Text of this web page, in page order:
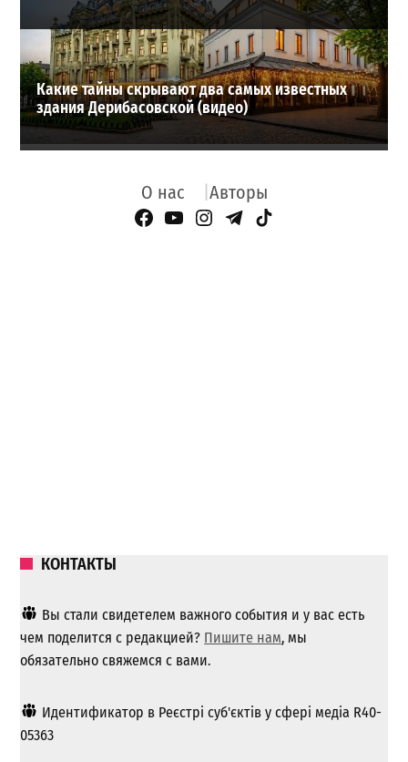
Какие тайны скрывают два самых известных
здания Дерибасовской (видео)
О нас Авторы
Facebook Page
YouTube
Instagram
Telegram
TikTok
КОНТАКТЫ
Вы стали свидетелем важного события и у вас есть
чем поделится с редакцией? Пишите нам, мы
обязательно свяжемся с вами.
Идентификатор в Реєстрі суб'єктів у сфері медіа R40-
05363